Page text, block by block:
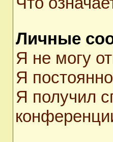
Личные
Я не могу
Я
Я получил